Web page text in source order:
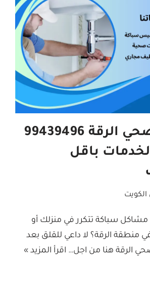
سباك صحي الرقة 99439496
باقل
سباكة تتكرر في منزلك أو
منطقة الرقة؟ لا داعي للقلق بعد
الرقة هنا من اجل… اقرأ المزيد »